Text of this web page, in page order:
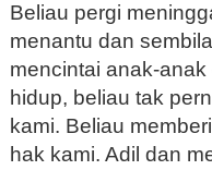
Beliau pergi
menantu dan
mencintai anak-
hidup, beliau tak
kami. Beliau
hak kami. Adil dan